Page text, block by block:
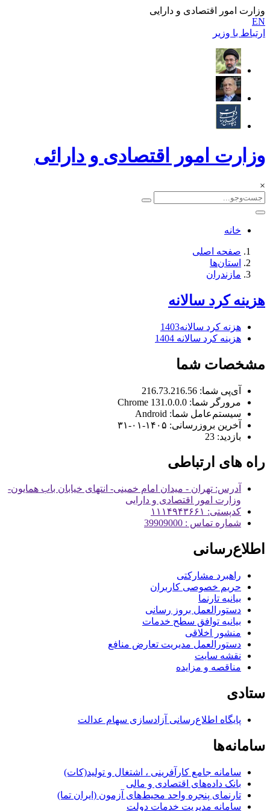
وزارت امور اقتصادی و دارایی
EN
ارتباط با وزیر
وزارت امور اقتصادی و دارائی
×
خانه
صفحه اصلی
استان‌ها
مازندران
هزینه کرد سالانه
هزنه کرد سالانه1403
هزینه کرد سالانه 1404
مشخصات شما
آی‌پی شما: 216.73.216.56
مرورگر شما: 131.0.0.0 Chrome
سیستم‌عامل شما: Android
آخرین بروزرسانی: ۱۴۰۵-۰۱-۳۱
بازدید: 23
راه های ارتباطی
آدرس: تهران - میدان امام خمینی- انتهای خیابان باب همایون-
وزارت امور اقتصادی و دارایی
کدپستی: ۱۱۱۴۹۴۳۶۶۱
شماره تماس : 39909000
اطلاع‌رسانی
راهبرد مشارکتی
حریم خصوصی کاربران
بیانیه تارنما
دستورالعمل بروز رسانی
بیانیه توافق سطح خدمات
منشور اخلاقی
دستورالعمل مدیریت تعارض منافع
نقشه سایت
مناقصه و مزایده
ستادی
پایگاه اطلاع‌رسانی آزادسازی سهام عدالت
سامانه‌ها
سامانه جامع کارآفرینی ، اشتغال و تولید(کات)
بانک داده‌های اقتصادی و مالی
تارنمای پنجره واحد محیط‌های آزمون (ایران تما)
سامانه مدیریت خدمات دولت